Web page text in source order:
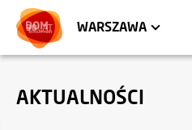
WARSZAWA
HEL
AKTUALNOŚCI